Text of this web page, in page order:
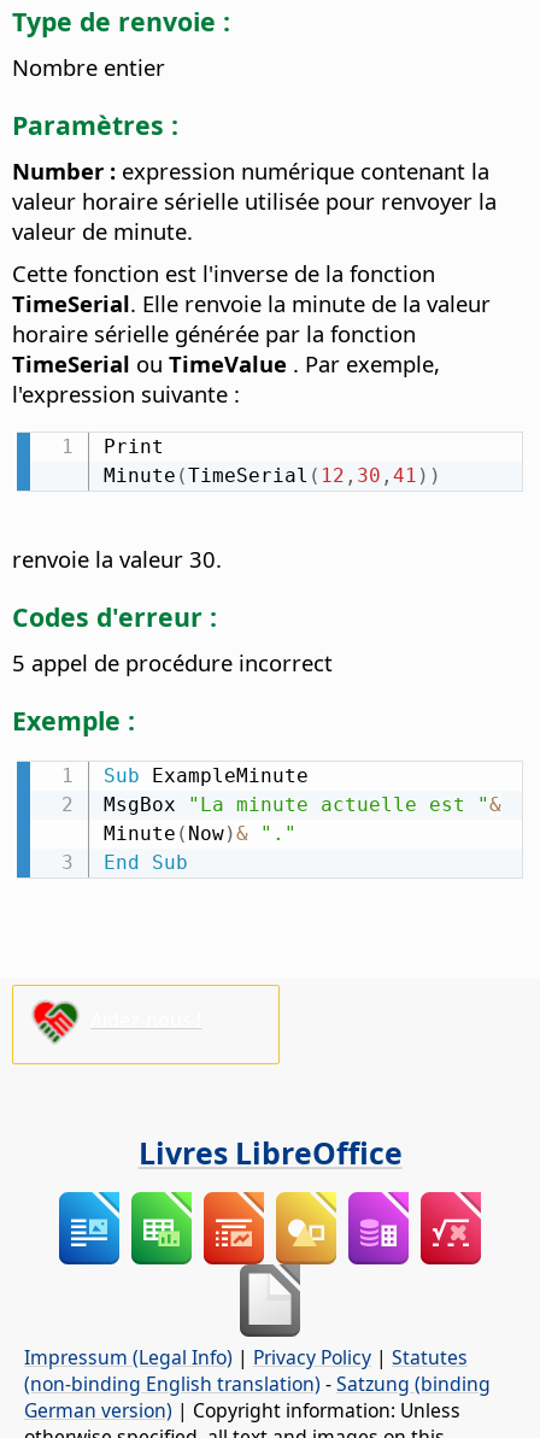
Type de renvoie :
Nombre entier
Paramètres :
Number : expression numérique contenant la
valeur horaire sérielle utilisée pour renvoyer la
valeur de minute.
Cette fonction est l'inverse de la fonction
TimeSerial. Elle renvoie la minute de la valeur
horaire sérielle générée par la fonction
TimeSerial ou TimeValue . Par exemple,
l'expression suivante :
Print
Minute (TimeSerial ( 12 , 30 , 41 ) )
renvoie la valeur 30.
Codes d'erreur :
5 appel de procédure incorrect
Exemple :
Sub ExampleMinute
MsgBox
"La minute actuelle est "&
Minute ( Now)&
"."
End
Sub
Livres LibreOffice
Impressum (Legal Info) | Privacy Policy | Statutes
(non-binding English translation) -Satzung (binding
German version) | Copyright information: Unless